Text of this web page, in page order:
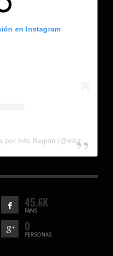
en Instagram
45.6K
FANS
0
PERSONAS